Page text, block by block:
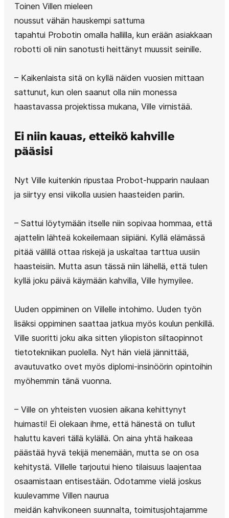
Toinen Villen mieleen
noussut vähän hauskempi sattuma
tapahtui Probotin omalla hallilla, kun erään asiakkaan
robotti oli niin sanotusti heittänyt muussit seinille.
– Kaikenlaista sitä on kyllä näiden vuosien mittaan
sattunut, kun olen saanut olla niin monessa
haastavassa projektissa mukana, Ville virnistää.
Ei niin kauas, etteikö kahville
pääsisi
Nyt Ville kuitenkin ripustaa Probot-hupparin naulaan
ja siirtyy ensi viikolla uusien haasteiden pariin.
– Sattui löytymään itselle niin sopivaa hommaa, että
ajattelin lähteä kokeilemaan siipiäni. Kyllä elämässä
pitää välillä ottaa riskejä ja uskaltaa tarttua uusiin
haasteisiin. Mutta asun tässä niin lähellä, että tulen
kyllä joku päivä käymään kahvilla, Ville hymyilee.
Uuden oppiminen on Villelle intohimo. Uuden työn
lisäksi oppiminen saattaa jatkua myös koulun penkillä.
Ville suoritti joku aika sitten yliopiston siltaopinnot
tietotekniikan puolella. Nyt hän vielä jännittää,
avautuvatko ovet myös diplomi-insinöörin opintoihin
myöhemmin tänä vuonna.
– Ville on yhteisten vuosien aikana kehittynyt
huimasti! Ei olekaan ihme, että hänestä on tullut
haluttu kaveri tällä kylällä. On aina yhtä haikeaa
päästää hyvä tekijä menemään, mutta se on osa
kehitystä. Villelle tarjoutui hieno tilaisuus laajentaa
osaamistaan entisestään. Odotamme vielä joskus
kuulevamme Villen naurua
meidän kahvikoneen suunnalta, toimitusjohtajamme